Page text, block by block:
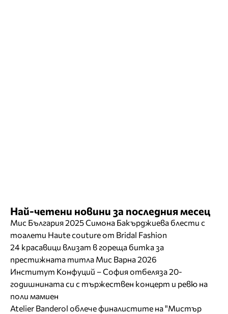
Най-четени новини за последния месец
Мис България 2025 Симона Бакърджиева блести с
тоалети Haute couture от Bridal Fashion
24 красавици влизат в гореща битка за
престижната титла Мис Варна 2026
Институт Конфуций – София отбеляза 20-
годишнината си с тържествен концерт и ревю на
поли мамиен
Atelier Banderol облече финалистите на "Мистър